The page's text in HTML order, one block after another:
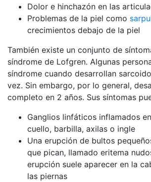
Dolor e hinchazón en las
Problemas de la piel como
crecimientos debajo de la piel
También existe un conjunto de
síndrome de Lofgren. Algunas
síndrome cuando desarrollan
vez. Sin embargo, por lo general,
completo en 2 años. Sus síntomas
Ganglios linfáticos inflamados
cuello, barbilla, axilas o ingle
Una erupción de bultos
que pican, llamado eritema
erupción suele aparecer en la
las piernas